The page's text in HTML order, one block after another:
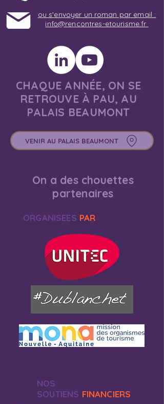
ou s'envoyer un roman par email :
info@rencontres-etourisme.fr
CHAQUE ANNÉE, ON SE
RETROUVE À PAU, AU
PALAIS BEAUMONT
VENIR AU PALAIS BEAUMONT
On a des chouettes
partenaires
ORGANISEES PAR
NOS
SOUTIENS FINANCIERS